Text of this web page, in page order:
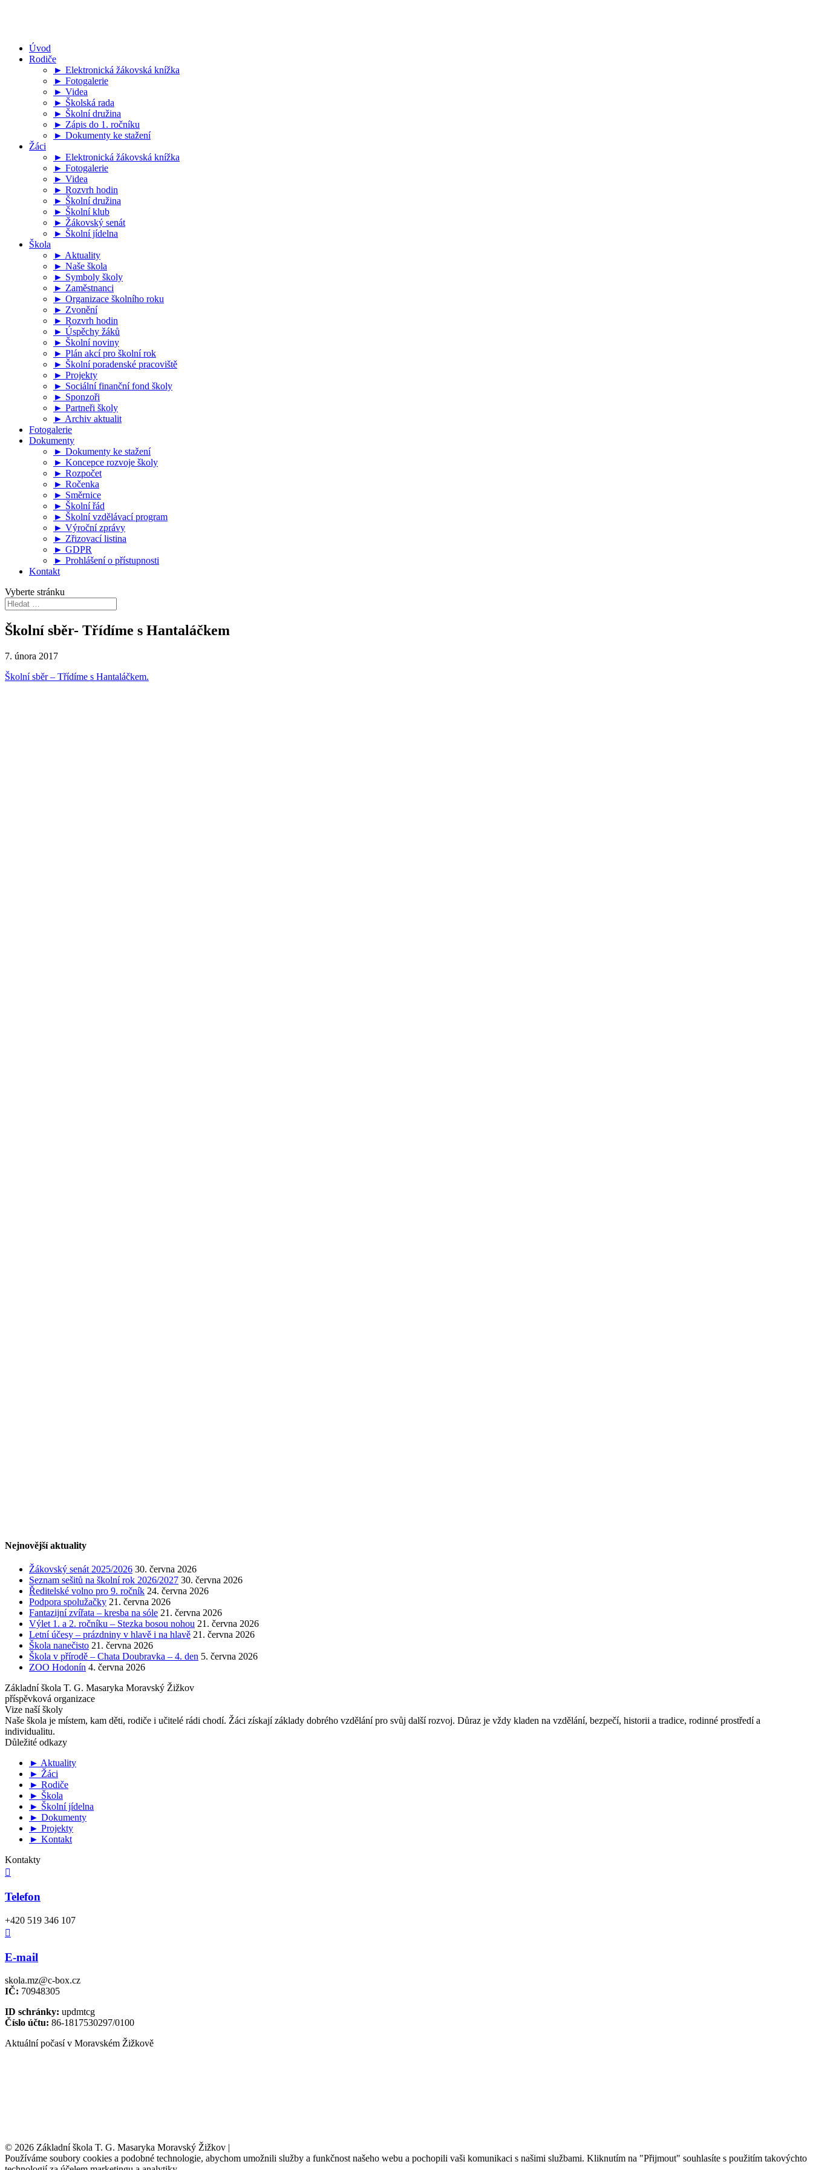
Úvod
Rodiče
► Elektronická žákovská knížka
► Fotogalerie
► Videa
► Školská rada
► Školní družina
► Zápis do 1. ročníku
► Dokumenty ke stažení
Žáci
► Elektronická žákovská knížka
► Fotogalerie
► Videa
► Rozvrh hodin
► Školní družina
► Školní klub
► Žákovský senát
► Školní jídelna
Škola
► Aktuality
► Naše škola
► Symboly školy
► Zaměstnanci
► Organizace školního roku
► Zvonění
► Rozvrh hodin
► Úspěchy žáků
► Školní noviny
► Plán akcí pro školní rok
► Školní poradenské pracoviště
► Projekty
► Sociální finanční fond školy
► Sponzoři
► Partneři školy
► Archiv aktualit
Fotogalerie
Dokumenty
► Dokumenty ke stažení
► Koncepce rozvoje školy
► Rozpočet
► Ročenka
► Směrnice
► Školní řád
► Školní vzdělávací program
► Výroční zprávy
► Zřizovací listina
► GDPR
► Prohlášení o přístupnosti
Kontakt
Vyberte stránku
Školní sběr- Třídíme s Hantaláčkem
7. února 2017
Školní sběr – Třídíme s Hantaláčkem.
Nejnovější aktuality
Žákovský senát 2025/2026 30. června 2026
Seznam sešitů na školní rok 2026/2027 30. června 2026
Ředitelské volno pro 9. ročník 24. června 2026
Podpora spolužačky 21. června 2026
Fantazijní zvířata – kresba na sóle 21. června 2026
Výlet 1. a 2. ročníku – Stezka bosou nohou 21. června 2026
Letní účesy – prázdniny v hlavě i na hlavě 21. června 2026
Škola nanečisto 21. června 2026
Škola v přírodě – Chata Doubravka – 4. den 5. června 2026
ZOO Hodonín 4. června 2026
Základní škola T. G. Masaryka Moravský Žižkov
příspěvková organizace
Vize naší školy
Naše škola je místem, kam děti, rodiče i učitelé rádi chodí. Žáci získají základy dobrého vzdělání pro svůj další rozvoj. Důraz je vždy kladen na vzdělání, bezpečí, historii a tradice, rodinné prostředí a
individualitu.
Důležité odkazy
► Aktuality
► Žáci
► Rodiče
► Škola
► Školní jídelna
► Dokumenty
► Projekty
► Kontakt
Kontakty

Telefon
+420 519 346 107

E-mail
skola.mz@c-box.cz
IČ: 70948305
ID schránky: updmtcg
Číslo účtu: 86-1817530297/0100
Aktuální počasí v Moravském Žižkově
© 2026 Základní škola T. G. Masaryka Moravský Žižkov |
Používáme soubory cookies a podobné technologie, abychom umožnili služby a funkčnost našeho webu a pochopili vaši komunikaci s našimi službami. Kliknutím na "Přijmout" souhlasíte s použitím takovýchto